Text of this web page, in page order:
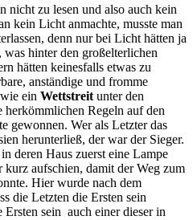
nicht zu lesen und also auch kein
kein Licht anmachte, musste man
denn nur bei Licht hätten ja
hinter den großelterlichen
hätten keinesfalls etwas zu
anständige und fromme
ein Wettstreit unter den
herkömmlichen Regeln auf den
gewonnen. Wer als Letzter das
herunterließ, der war der Sieger.
deren Haus zuerst eine Lampe
aufschien, damit der Weg zum
Hier wurde nach dem
die Letzten die Ersten sein
sein ­ auch einer dieser in